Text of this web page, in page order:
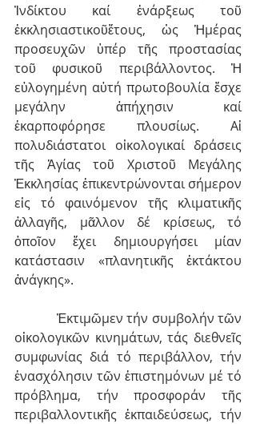
Ἰνδίκτου καί ἐνάρξεως τοῦ
ἐκκλησιαστικοῦἔτους, ὡς Ἡμέρας
προσευχῶν ὑπέρ τῆς προστασίας
τοῦ φυσικοῦ περιβάλλοντος. Ἡ
εὐλογημένη αὐτή πρωτοβουλία ἔσχε
μεγάλην ἀπήχησιν καί
ἐκαρποφόρησε πλουσίως. Αἱ
πολυδιάστατοι οἰκολογικαί δράσεις
τῆς Ἁγίας τοῦ Χριστοῦ Μεγάλης
Ἐκκλησίας ἐπικεντρώνονται σήμερον
εἰς τό φαινόμενον τῆς κλιματικῆς
ἀλλαγῆς, μᾶλλον δέ κρίσεως, τό
ὁποῖον ἔχει δημι­ουργήσει μίαν
κατάστασιν «πλανητικῆς ἐκτάκτου
ἀνάγκης».
Ἐκτιμῶμεν τήν συμβολήν τῶν
οἰκολογικῶν κινημάτων, τάς διεθνεῖς
συμφω­νίας διά τό περιβάλλον, τήν
ἐνασχόλησιν τῶν ἐπιστημόνων μέ τό
πρόβλημα, τήν προσφοράν τῆς
περιβαλλοντικῆς ἐκπαιδεύσεως, τήν